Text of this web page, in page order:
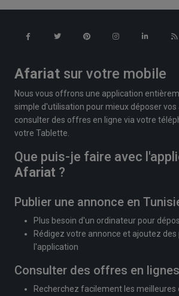
Afariat sur votre mobile
Nous vous offrons une application
simple d'utilisation pour mieux déposer vos
consulter des offres en ligne via votre
votre Tablette.
Que puis-je faire avec
Afariat ?
Publier une annonce en
Plus besoin d'un ordinateur pour
Rédigez votre annonce et ajoutez des
l'application
Consulter des offres en lignes
Recherchez facilement les meilleures